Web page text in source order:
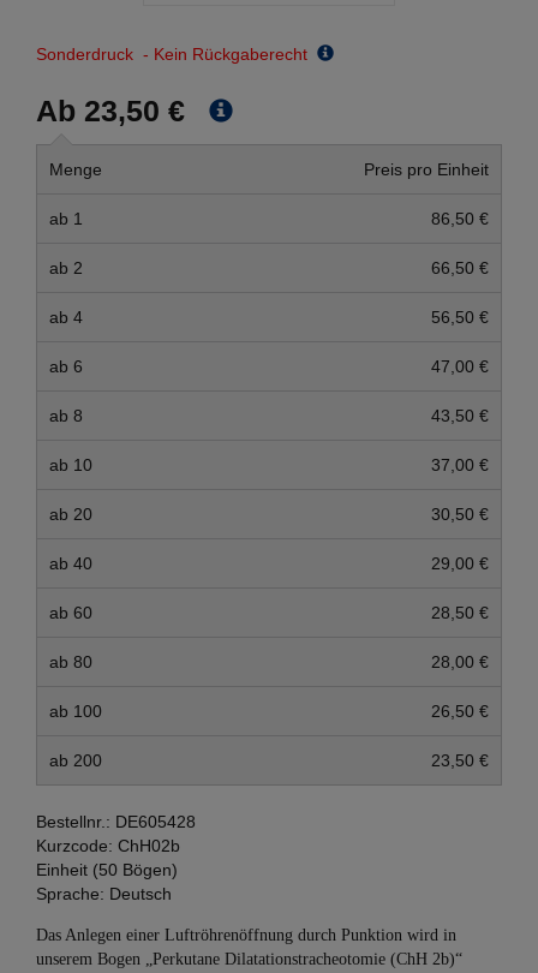
Sonderdruck - Kein Rückgaberecht
Ab 23,50 €
Menge Preis pro Einheit
ab 1 86,50 €
ab 2 66,50 €
ab 4 56,50 €
ab 6 47,00 €
ab 8 43,50 €
ab 10 37,00 €
ab 20 30,50 €
ab 40 29,00 €
ab 60 28,50 €
ab 80 28,00 €
ab 100 26,50 €
ab 200 23,50 €
Bestellnr.: DE605428
Kurzcode: ChH02b
Einheit (50 Bögen)
Sprache: Deutsch
Das Anlegen einer Luftröhrenöffnung durch Punktion wird in
unserem Bogen „Perkutane Dilatationstracheotomie (ChH 2b)“